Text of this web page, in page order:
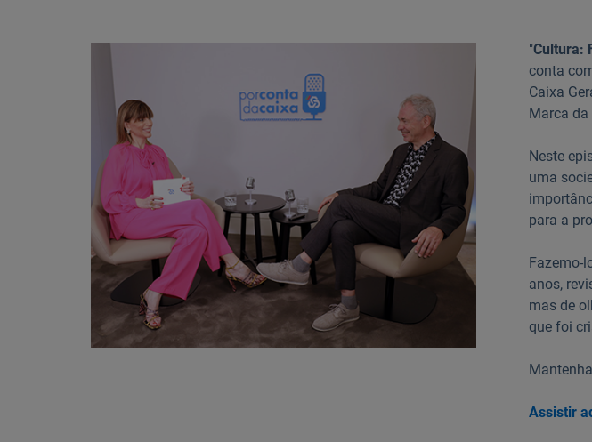
"Cultura:
conta
Caixa
Marca da
Neste
uma
para a
Fazemo-
anos,
mas de
que foi
Assistir